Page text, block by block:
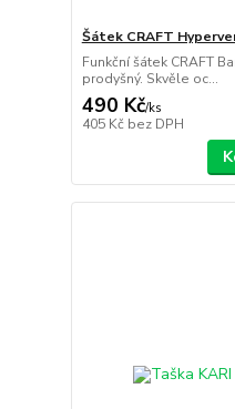
Šátek CRAFT
Funkční šátek CRAFT
prodyšný. Skvěle oc...
490 Kč/ks
405 Kč bez DPH